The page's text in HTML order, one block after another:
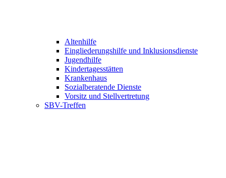
Altenhilfe
Eingliederungshilfe und Inklusionsdienste
Jugendhilfe
Kindertagesstätten
Krankenhaus
Sozialberatende Dienste
Vorsitz und Stellvertretung
SBV-Treffen